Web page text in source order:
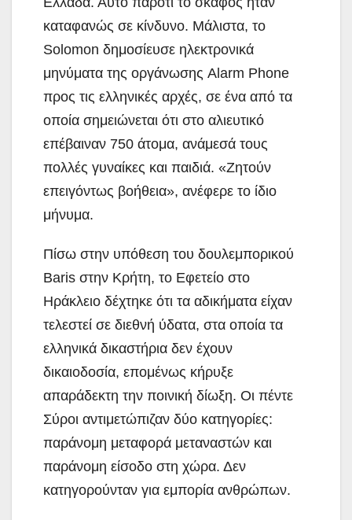
καταφανώς σε κίνδυνο. Μάλιστα, το
Solomon δημοσίευσε ηλεκτρονικά
μηνύματα της οργάνωσης Alarm Phone
προς τις ελληνικές αρχές, σε ένα από τα
οποία σημειώνεται ότι στο αλιευτικό
επέβαιναν 750 άτομα, ανάμεσά τους
πολλές γυναίκες και παιδιά. «Ζητούν
επειγόντως βοήθεια», ανέφερε το ίδιο
μήνυμα.
Πίσω στην υπόθεση του δουλεμπορικού
Baris στην Κρήτη, το Εφετείο στο
Ηράκλειο δέχτηκε ότι τα αδικήματα είχαν
τελεστεί σε διεθνή ύδατα, στα οποία τα
ελληνικά δικαστήρια δεν έχουν
δικαιοδοσία, επομένως κήρυξε
απαράδεκτη την ποινική δίωξη. Οι πέντε
Σύροι αντιμετώπιζαν δύο κατηγορίες:
παράνομη μεταφορά μεταναστών και
παράνομη είσοδο στη χώρα. Δεν
κατηγορούνταν για εμπορία ανθρώπων.